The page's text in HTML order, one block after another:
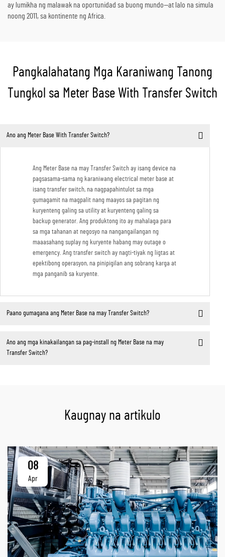
ay lumikha ng malawak na oportunidad sa buong mundo—at lalo na simula
noong 2011, sa kontinente ng Africa.
Pangkalahatang Mga Karaniwang Tanong
Tungkol sa Meter Base With Transfer Switch
Ano ang Meter Base With Transfer Switch?
Ang Meter Base na may Transfer Switch ay isang device na
pagsasama-sama ng karaniwang electrical meter base at
isang transfer switch, na nagpapahintulot sa mga
gumagamit na magpalit nang maayos sa pagitan ng
kuryenteng galing sa utility at kuryenteng galing sa
backup generator. Ang produktong ito ay mahalaga para
sa mga tahanan at negosyo na nangangailangan ng
maaasahang suplay ng kuryente habang may outage o
emergency. Ang transfer switch ay nagti-tiyak ng ligtas at
epektibong operasyon, na pinipigilan ang sobrang karga at
mga panganib sa kuryente.
Paano gumagana ang Meter Base na may Transfer Switch?
Ano ang mga kinakailangan sa pag-install ng Meter Base na may
Transfer Switch?
Kaugnay na artikulo
08
Apr